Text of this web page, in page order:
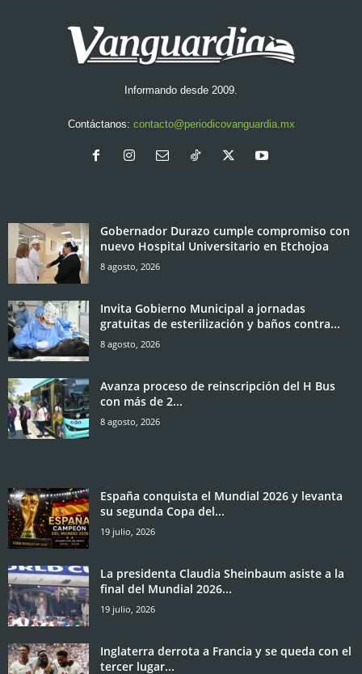
Informando desde 2009.
Contáctanos: contacto@periodicovanguardia.mx
Gobernador Durazo cumple compromiso con
nuevo Hospital Universitario en Etchojoa
8 agosto, 2026
Invita Gobierno Municipal a jornadas
gratuitas de esterilización y baños contra...
8 agosto, 2026
Avanza proceso de reinscripción del H Bus
con más de 2...
8 agosto, 2026
España conquista el Mundial 2026 y levanta
su segunda Copa del...
19 julio, 2026
La presidenta Claudia Sheinbaum asiste a la
final del Mundial 2026...
19 julio, 2026
Inglaterra derrota a Francia y se queda con el
tercer lugar...